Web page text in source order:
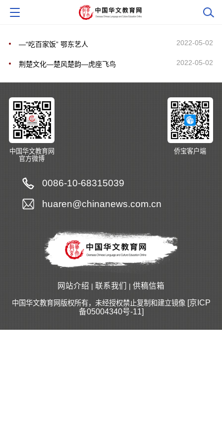
―“吃百家饭” 鄂东艺人 2022-05-02
荆楚文化―楚风楚韵―虎座飞鸟 2022-05-02
中国华文教育网
官方微博
侨宝客户端
0086-10-68315039
huaren@chinanews.com.cn
网站介绍 | 联系我们 | 供稿信箱
中国华文教育网版权所有，未经授权禁止复制和建立镜像 [京ICP
备05004340号-11]